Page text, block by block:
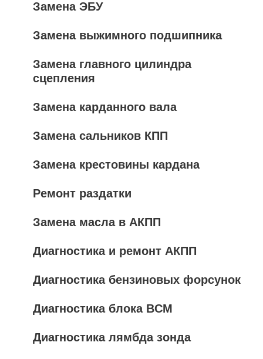
Замена ЭБУ
Замена выжимного подшипника
Замена главного цилиндра
сцепления
Замена карданного вала
Замена сальников КПП
Замена крестовины кардана
Ремонт раздатки
Замена масла в АКПП
Диагностика и ремонт АКПП
Диагностика бензиновых форсунок
Диагностика блока BCM
Диагностика лямбда зонда